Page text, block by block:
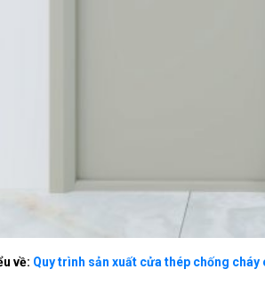
về: Quy trình sản xuất cửa thép chống